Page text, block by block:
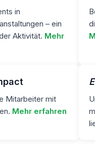
in
– ein
Aktivität. Mehr
Mitarbeiter mit
Mehr erfahren